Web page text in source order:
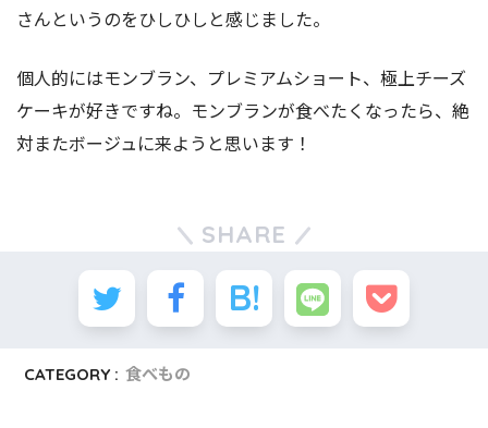
さんというのをひしひしと感じました。
個人的にはモンブラン、プレミアムショート、極上チーズ
ケーキが好きですね。モンブランが食べたくなったら、絶
対またボージュに来ようと思います！
SHARE
CATEGORY : 食べもの